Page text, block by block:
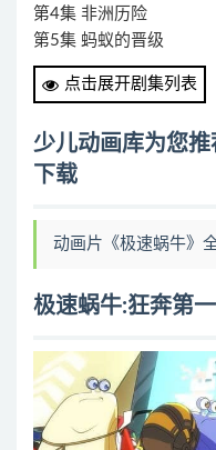
第4集 非洲历险
第5集 蚂蚁的晋级
第6集 臭臭蜗宝
第7集 冒牌蜗宝
第9集 东京大甩尾
第10集 荧光滑索生死斗
第13集 只是想飚高速公
第15集 天降罐头
第17集 石古拉的晚宴
第18集 白影俏家趣
第19集 卖场大飙车
第20集 动物园惊魂
点击展开剧集列表
少儿动画库为您
下载
动画片《极速蜗牛》
极速蜗牛:狂奔第